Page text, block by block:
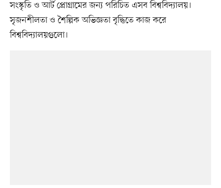
সংস্কৃতি ও আর্ট প্রোগ্রামের জন্য পরিচিত এসব বিশ্ববিদ্যালয়।
সৃজনশীলতা ও শৈল্পিক অভিজ্ঞতা বৃদ্ধিতে কাজ করে
বিশ্ববিদ্যালয়গুলো।